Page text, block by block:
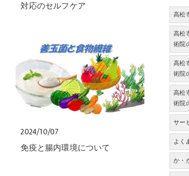
対応のセルフケア
2024/10/07
免疫と腸内環境について
高松
高松
術院
高松
術院
高松
術院
サー
よく
か・